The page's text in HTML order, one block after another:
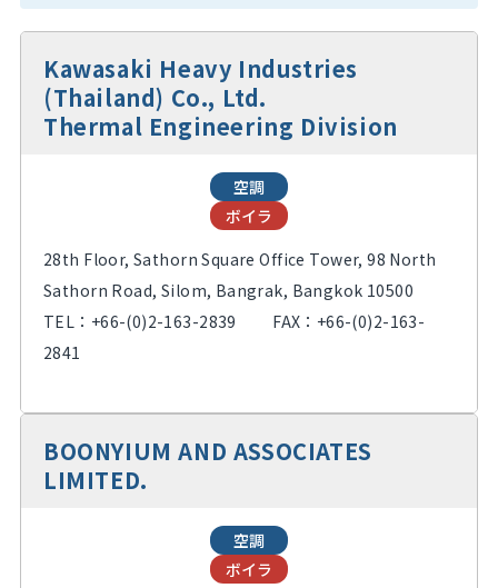
Kawasaki Heavy Industries
(Thailand) Co., Ltd.
Thermal Engineering Division
空調
ボイラ
28th Floor, Sathorn Square Office Tower, 98 North
Sathorn Road, Silom, Bangrak, Bangkok 10500
TEL： +66-(0)2-163-2839 FAX：+66-(0)2-163-
2841
BOONYIUM AND ASSOCIATES
LIMITED.
空調
ボイラ